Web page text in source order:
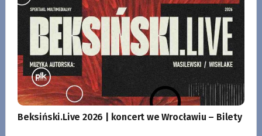
Beksiński.Live 2026 | koncert we Wrocławiu – Bilety